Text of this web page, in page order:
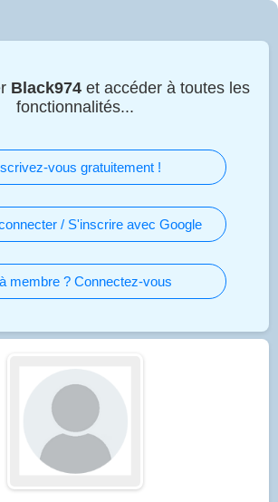
Black974 et accéder à toutes les
fonctionnalités...
vous gratuitement !
/ S'inscrire avec Google
membre ? Connectez-vous